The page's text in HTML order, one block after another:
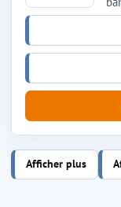
Afficher plus